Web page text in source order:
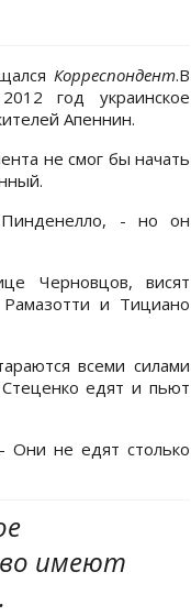
Корреспондент.В
год украинское
Апеннин.
не смог бы начать
Пинденелло, - но он
Черновцов, висят
и Тициано
всеми силами
едят и пьют
Они не едят столько
имеют